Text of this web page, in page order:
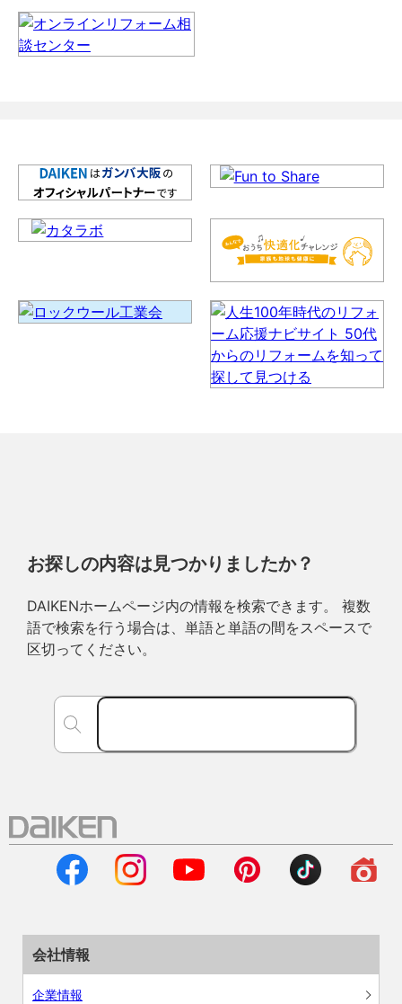
お探しの内容は見つかりましたか？
DAIKENホームページ内の情報を検索できます。 複数
語で検索を行う場合は、単語と単語の間をスペースで
区切ってください。
会社情報
企業情報